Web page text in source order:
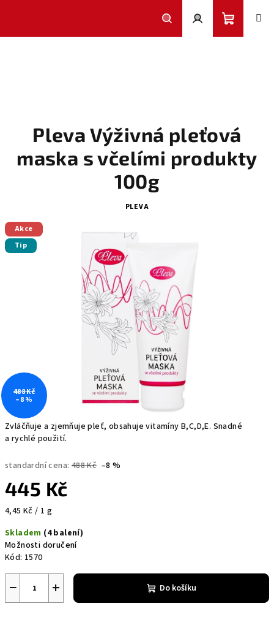
Hledat PřihlášeníNákupní
Zvláčňuje a zjemňuje pleť, obsahuje vitamíny B,C,D,E. Snadné
a rychlé použití.
standardní cena: 488 Kč –8 %
445 Kč
Měrná
4,45 Kč / 1 g
Skladem (4 balení)
Možnosti doručení
Kód: 1570
+
− Do košíku
Pleva Výživná pleťová
maska s včelími produkty
100g
PLEVA
Akce
Tip
488 Kč
–8 %